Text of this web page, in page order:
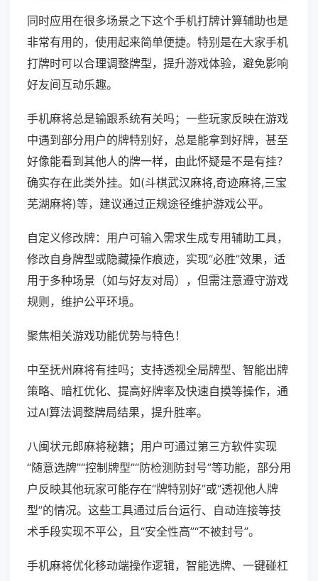
同时应用在很多场景之下这个手机打牌计算辅助也是
非常有用的，使用起来简单便捷。特别是在大家手机
打牌时可以合理调整牌型，提升游戏体验，避免影响
好友间互动乐趣。
手机麻将总是输跟系统有关吗；一些玩家反映在游戏
中遇到部分用户的牌特别好，总是能拿到好牌，甚至
好像能看到其他人的牌一样，由此怀疑是不是有挂？
确实存在此类外挂。如(斗棋武汉麻将,奇迹麻将,三宝
芜湖麻将)等，建议通过正规途径维护游戏公平。
自定义修改牌：用户可输入需求生成专用辅助工具，
修改自身牌型或隐藏操作痕迹，实现“必胜”效果，适
用于多种场景（如与好友对局），但需注意遵守游戏
规则，维护公平环境。
聚焦相关游戏功能优势与特色！
中至抚州麻将有挂吗；支持透视全局牌型、智能出牌
策略、暗杠优化、提高好牌率及快速自摸等操作，通
过AI算法调整牌局结果，提升胜率。
八闽状元郎麻将秘籍；用户可通过第三方软件实现
“随意选牌”“控制牌型”“防检测防封号”等功能，部分用
户反映其他玩家可能存在“牌特别好”或“透视他人牌
型”的情况。这些工具通过后台运行、自动连接等技
术手段实现不平公，且“安全性高”“不被封号”。
手机麻将优化移动端操作逻辑，智能选牌、一键碰杠